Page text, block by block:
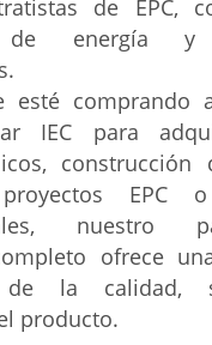
de EPC,
de energía y
esté comprando
IEC para
EPC
nuestro
ofrece
de la calidad,
producto.